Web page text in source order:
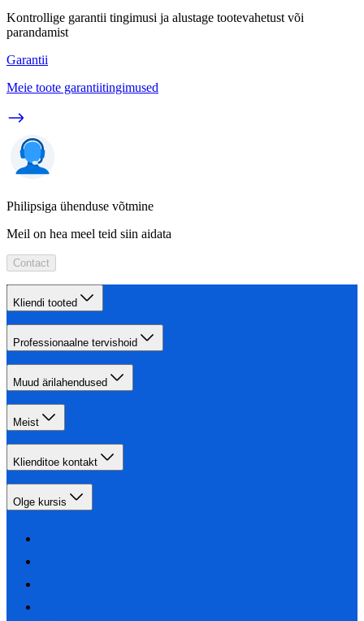
Kontrollige garantii tingimusi ja alustage tootevahetust või
parandamist
Garantii
Meie toote garantiitingimused
Philipsiga ühenduse võtmine
Meil on hea meel teid siin aidata
Contact
Kliendi tooted
Professionaalne tervishoid
Muud ärilahendused
Meist
Klienditoe kontakt
Olge kursis